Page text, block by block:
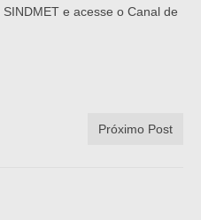
e acesse o Canal de
Próximo Post